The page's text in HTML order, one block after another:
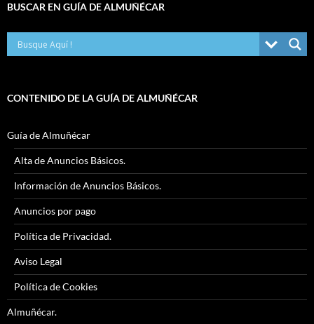
BUSCAR EN GUÍA DE ALMUÑÉCAR
CONTENIDO DE LA GUÍA DE ALMUÑÉCAR
Guía de Almuñécar
Alta de Anuncios Básicos.
Información de Anuncios Básicos.
Anuncios por pago
Política de Privacidad.
Aviso Legal
Política de Cookies
Almuñécar.